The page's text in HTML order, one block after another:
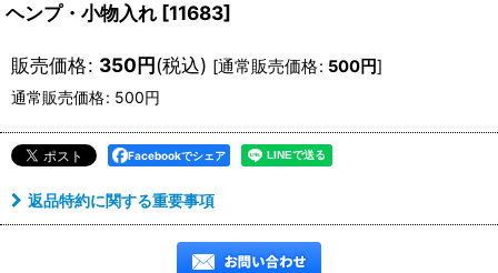
ヘンプ・小物入れ [11683]
販売価格: 350円(税込) [通常販売価格: 500円]
通常販売価格: 500円
Facebookでシェア
返品特約に関する重要事項